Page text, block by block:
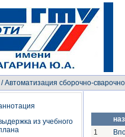
/Автоматизация сборочно-
из учебного
1